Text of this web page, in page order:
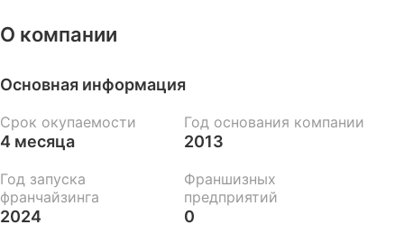
О компании
Основная информация
Срок окупаемости
4 месяца
Год основания компании
2013
Год запуска
франчайзинга
2024
Франшизных
предприятий
0